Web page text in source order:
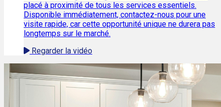
placé à proximité de tous les services essentiels.
Disponible immédiatement, contactez-nous pour une
visite rapide, car cette opportunité unique ne durera pas
longtemps sur le marché.
Regarder la vidéo